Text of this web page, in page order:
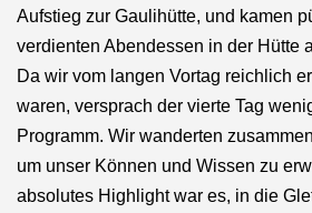
Aufstieg zur Gaulihütte, und kamen
verdienten Abendessen in der Hütte
Da wir vom langen Vortag reichlich
waren, versprach der vierte Tag
Programm. Wir wanderten
um unser Können und Wissen zu
absolutes Highlight war es, in die